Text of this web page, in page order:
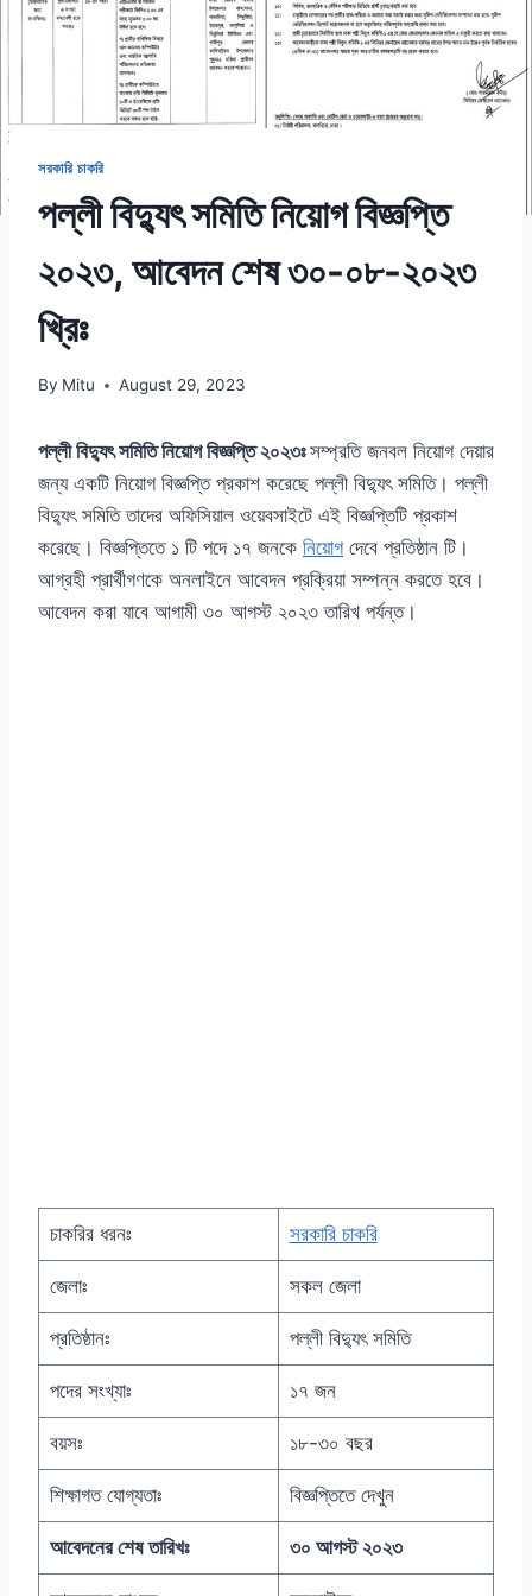
সরকারি চাকরি
পল্লী বিদ্যুৎ সমিতি নিয়োগ বিজ্ঞপ্তি
২০২৩, আবেদন শেষ ৩০-০৮-২০২৩
খ্রিঃ
By Mitu August 29, 2023
পল্লী বিদ্যুৎ সমিতি নিয়োগ বিজ্ঞপ্তি ২০২৩ঃসম্প্রতি জনবল নিয়োগ দেয়ার
জন্য একটি নিয়োগ বিজ্ঞপ্তি প্রকাশ করেছে পল্লী বিদ্যুৎ সমিতি। পল্লী
বিদ্যুৎ সমিতি তাদের অফিসিয়াল ওয়েবসাইটে এই বিজ্ঞপ্তিটি প্রকাশ
করেছে। বিজ্ঞপ্তিতে ১ টি পদে ১৭ জনকে নিয়োগ দেবে প্রতিষ্ঠান টি।
আগ্রহী প্রার্থীগণকে অনলাইনে আবেদন প্রক্রিয়া সম্পন্ন করতে হবে।
আবেদন করা যাবে আগামী ৩০ আগস্ট ২০২৩ তারিখ পর্যন্ত।
চাকরির ধরনঃ সরকারি চাকরি
জেলাঃ সকল জেলা
প্রতিষ্ঠানঃ পল্লী বিদ্যুৎ সমিতি
পদের সংখ্যাঃ ১৭ জন
বয়সঃ ১৮-৩০ বছর
শিক্ষাগত যোগ্যতাঃ বিজ্ঞপ্তিতে দেখুন
আবেদনের শেষ তারিখঃ ৩০ আগস্ট ২০২৩